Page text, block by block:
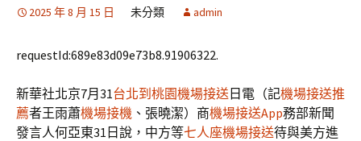
2025 年 8 月 15 日 未分類 admin
requestId:689e83d09e73b8.91906322.
新華社北京7月31台北到桃園機場接送 日電（記機場接送推
薦者王雨蕭機場接機 、張曉潔）商機場接送App務部新聞
發言人何亞東31日說，中方等七人座機場接送待與美方進